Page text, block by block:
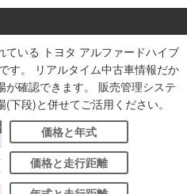
ている トヨタ アルファードハイブ
す。 リアルタイム中古車情報だか
が確認できます。 販売管理システ
下段)と併せてご活用ください。
価格と年式
価格と走行距離